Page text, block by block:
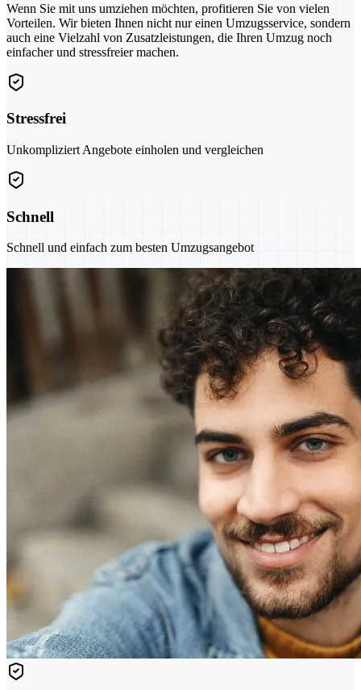
Wenn Sie mit uns umziehen möchten, profitieren Sie von vielen
Vorteilen. Wir bieten Ihnen nicht nur einen Umzugsservice, sondern
auch eine Vielzahl von Zusatzleistungen, die Ihren Umzug noch
einfacher und stressfreier machen.
Stressfrei
Unkompliziert Angebote einholen und vergleichen
Schnell
Schnell und einfach zum besten Umzugsangebot